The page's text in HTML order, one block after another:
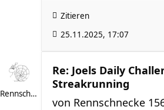
Zitieren
25.11.2025, 17:07
Rennschnecke 156
Re: Joels Daily
Streakrunning
von Rennschnecke